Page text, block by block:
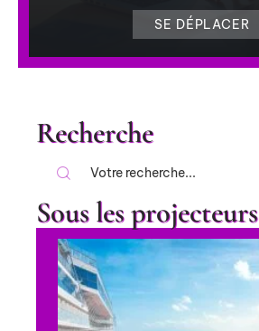
SE DÉPLACER
Recherche
Sous les projecteurs